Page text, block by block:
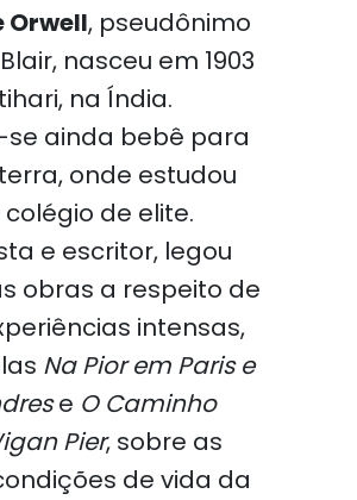
Orwell, pseudônimo
nasceu em 1903
na Índia.
se ainda bebê para
onde estudou
de elite.
e escritor, legou
obras a respeito de
intensas,
Na Pior em Paris e
e O Caminho
Pier, sobre as
de vida da